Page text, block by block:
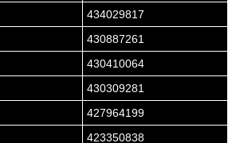
434029817
430887261
430410064
430309281
427964199
423350838